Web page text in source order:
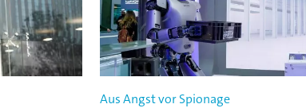
Aus Angst vor Spionage